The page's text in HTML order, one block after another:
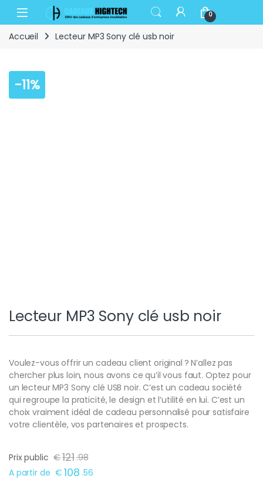
Skip to navigation
Skip to content
Open 0
Accueil Lecteur MP3 Sony clé usb noir
-11%
Lecteur MP3 Sony clé usb noir
Voulez-vous offrir un cadeau client original ? N’allez pas
chercher plus loin, nous avons ce qu’il vous faut. Optez pour
un lecteur MP3 Sony clé USB noir. C’est un cadeau société
qui regroupe la praticité, le design et l’utilité en lui. C’est un
choix vraiment idéal de cadeau personnalisé pour satisfaire
votre clientèle, vos partenaires et prospects.
Prix public €121.98
A partir de € 108 .56